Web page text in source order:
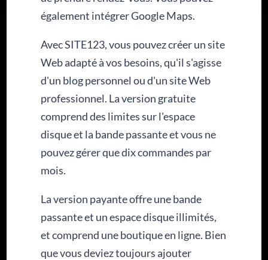
également intégrer Google Maps.
Avec SITE123, vous pouvez créer un site
Web adapté à vos besoins, qu'il s'agisse
d'un blog personnel ou d'un site Web
professionnel. La version gratuite
comprend des limites sur l'espace
disque et la bande passante et vous ne
pouvez gérer que dix commandes par
mois.
La version payante offre une bande
passante et un espace disque illimités,
et comprend une boutique en ligne. Bien
que vous deviez toujours ajouter